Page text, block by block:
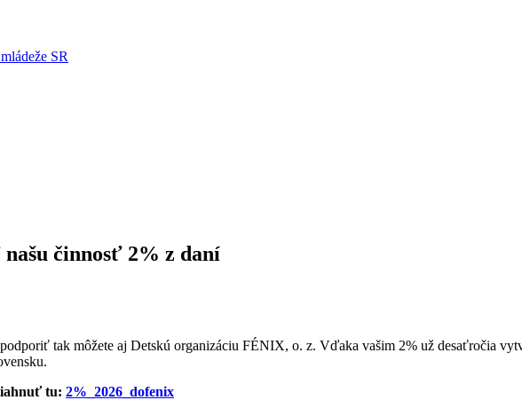
SR
činnosť 2% z daní
tak môžete aj Detskú organizáciu FÉNIX, o. z. Vďaka vašim 2% už desaťročia
tu: 2%_2026_dofenix